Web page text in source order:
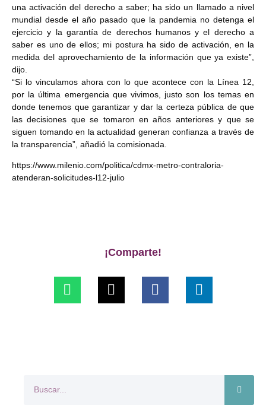
una activación del derecho a saber; ha sido un llamado a nivel
mundial desde el año pasado que la pandemia no detenga el
ejercicio y la garantía de derechos humanos y el derecho a
saber es uno de ellos; mi postura ha sido de activación, en la
medida del aprovechamiento de la información que ya existe”,
dijo.
“Si lo vinculamos ahora con lo que acontece con la Línea 12,
por la última emergencia que vivimos, justo son los temas en
donde tenemos que garantizar y dar la certeza pública de que
las decisiones que se tomaron en años anteriores y que se
siguen tomando en la actualidad generan confianza a través de
la transparencia”, añadió la comisionada.
https://www.milenio.com/politica/cdmx-metro-contraloria-
atenderan-solicitudes-l12-julio
¡Comparte!